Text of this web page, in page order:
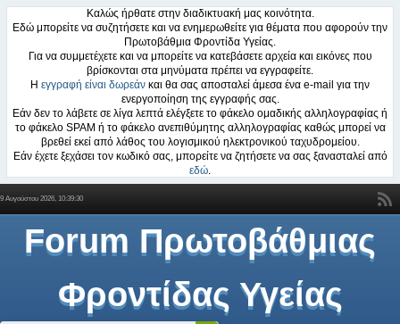
Καλώς ήρθατε στην διαδικτυακή μας κοινότητα.
Εδώ μπορείτε να συζητήσετε και να ενημερωθείτε για θέματα που αφορούν την
Πρωτοβάθμια Φροντίδα Υγείας.
Για να συμμετέχετε και να μπορείτε να κατεβάσετε αρχεία και εικόνες που
βρίσκονται στα μηνύματα πρέπει να εγγραφείτε.
Η εγγραφή είναι δωρεάν και θα σας αποσταλεί άμεσα ένα e-mail για την
ενεργοποίηση της εγγραφής σας.
Εάν δεν το λάβετε σε λίγα λεπτά ελέγξετε το φάκελο ομαδικής αλληλογραφίας ή
το φάκελο SPAM ή το φάκελο ανεπιθύμητης αλληλογραφίας καθώς μπορεί να
βρεθεί εκεί από λάθος του λογισμικού ηλεκτρονικού ταχυδρομείου.
Εάν έχετε ξεχάσει τον κωδικό σας, μπορείτε να ζητήσετε να σας ξανασταλεί από
εδώ.
9 Αυγούστου 2026, 10:39:30
Forum Πρωτοβάθμιας
Φροντίδας Υγείας